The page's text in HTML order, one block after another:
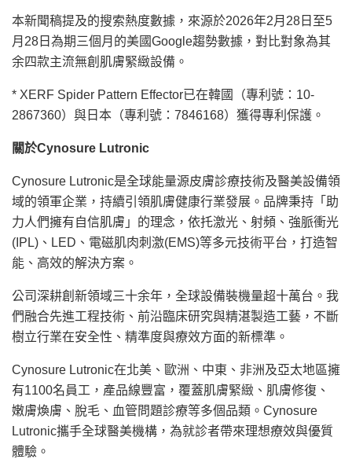
本新聞稿提及的搜索熱度數據，來源於2026年2月28日至5
月28日為期三個月的美國Google趨勢數據，對比對象為其
余四款主流無創肌膚緊緻設備。
* XERF Spider Pattern Effector已在韓國（專利號：10-
2867360）與日本（專利號：7846168）獲得專利保護。
關於Cynosure Lutronic
Cynosure Lutronic是全球能量源皮膚診療技術及醫美設備領
域的領軍企業，持續引領肌膚健康行業發展。品牌秉持「助
力人們擁有自信肌膚」的理念，依托激光、射頻、強脈衝光
(IPL)、LED、電磁肌肉刺激(EMS)等多元技術平台，打造智
能、高效的解決方案。
公司深耕創新領域三十余年，全球設備裝機量超十萬台。我
們融合先進工程技術、前沿臨床研究與精湛製造工藝，不斷
樹立行業在安全性、精準度與療效方面的新標準。
Cynosure Lutronic在北美、歐洲、中東、非洲及亞太地區擁
有1100名員工，產品線豐富，覆蓋肌膚緊緻、肌膚修復、
嫩膚煥膚、脫毛、血管問題診療等多個品類。Cynosure
Lutronic攜手全球醫美機構，為就診者帶來理想療效與優質
體驗。